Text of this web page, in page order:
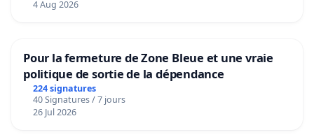
4 Aug 2026
Pour la fermeture de Zone Bleue et une vraie
politique de sortie de la dépendance
224 signatures
40 Signatures / 7 jours
26 Jul 2026